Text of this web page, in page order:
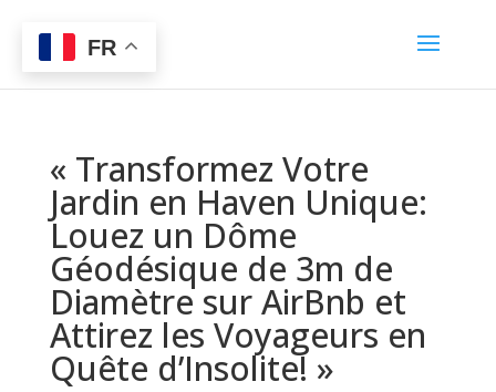
« Transformez Votre
Jardin en Haven Unique:
Louez un Dôme
Géodésique de 3m de
Diamètre sur AirBnb et
Attirez les Voyageurs en
Quête d’Insolite! »
FR